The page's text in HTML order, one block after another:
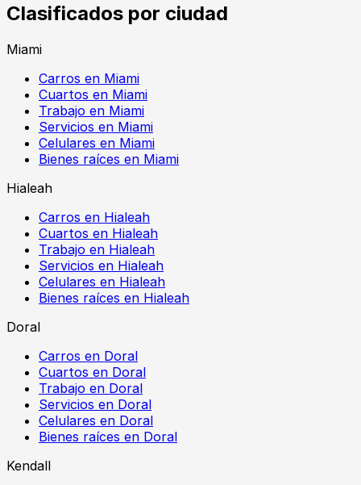
Clasificados por ciudad
Miami
Carros en Miami
Cuartos en Miami
Trabajo en Miami
Servicios en Miami
Celulares en Miami
Bienes raíces en Miami
Hialeah
Carros en Hialeah
Cuartos en Hialeah
Trabajo en Hialeah
Servicios en Hialeah
Celulares en Hialeah
Bienes raíces en Hialeah
Doral
Carros en Doral
Cuartos en Doral
Trabajo en Doral
Servicios en Doral
Celulares en Doral
Bienes raíces en Doral
Kendall